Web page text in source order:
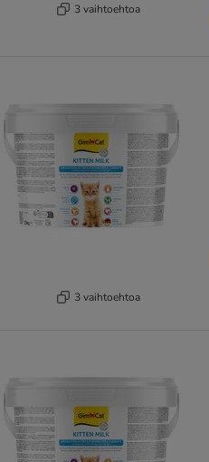
3 vaihtoehtoa
3 vaihtoehtoa